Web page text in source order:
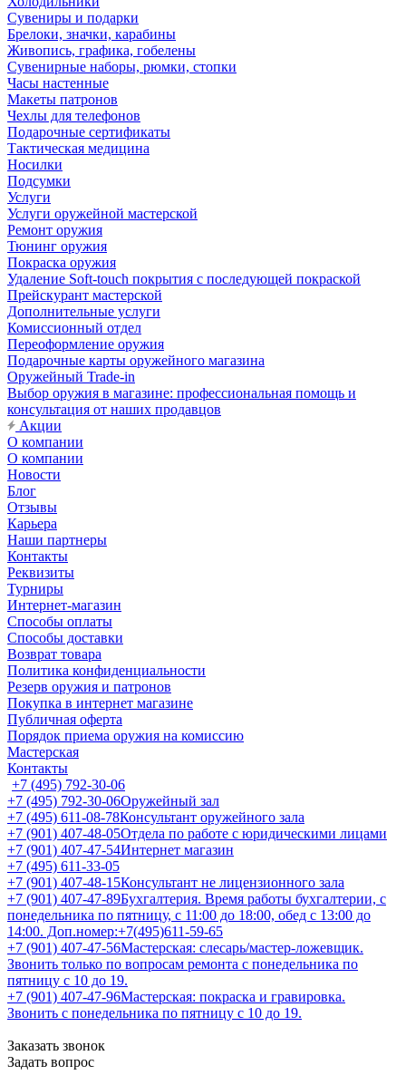
Сувениры и подарки
Брелоки, значки, карабины
Живопись, графика, гобелены
Сувенирные наборы, рюмки, стопки
Часы настенные
Макеты патронов
Чехлы для телефонов
Подарочные сертификаты
Тактическая медицина
Носилки
Подсумки
Услуги
Услуги оружейной мастерской
Ремонт оружия
Тюнинг оружия
Покраска оружия
Удаление Soft-touch покрытия с последующей покраской
Прейскурант мастерской
Дополнительные услуги
Комиссионный отдел
Переоформление оружия
Подарочные карты оружейного магазина
Оружейный Trade-in
Выбор оружия в магазине: профессиональная помощь и
консультация от наших продавцов
Акции
О компании
О компании
Новости
Блог
Отзывы
Карьера
Наши партнеры
Контакты
Реквизиты
Турниры
Интернет-магазин
Способы оплаты
Способы доставки
Возврат товара
Политика конфиденциальности
Резерв оружия и патронов
Покупка в интернет магазине
Публичная оферта
Порядок приема оружия на комиссию
Мастерская
Контакты
+7 (495) 792-30-06
+7 (495) 792-30-06Оружейный зал
+7 (495) 611-08-78Консультант оружейного зала
+7 (901) 407-48-05Отдела по работе с юридическими лицами
+7 (901) 407-47-54Интернет магазин
+7 (495) 611-33-05
+7 (901) 407-48-15Консультант не лицензионного зала
+7 (901) 407-47-89Бухгалтерия. Время работы бухгалтерии, с
понедельника по пятницу, с 11:00 до 18:00, обед с 13:00 до
14:00. Доп.номер:+7(495)611-59-65
+7 (901) 407-47-56Мастерская: слесарь/мастер-ложевщик.
Звонить только по вопросам ремонта с понедельника по
пятницу с 10 до 19.
+7 (901) 407-47-96Мастерская: покраска и гравировка.
Звонить с понедельника по пятницу с 10 до 19.
Заказать звонок
Задать вопрос